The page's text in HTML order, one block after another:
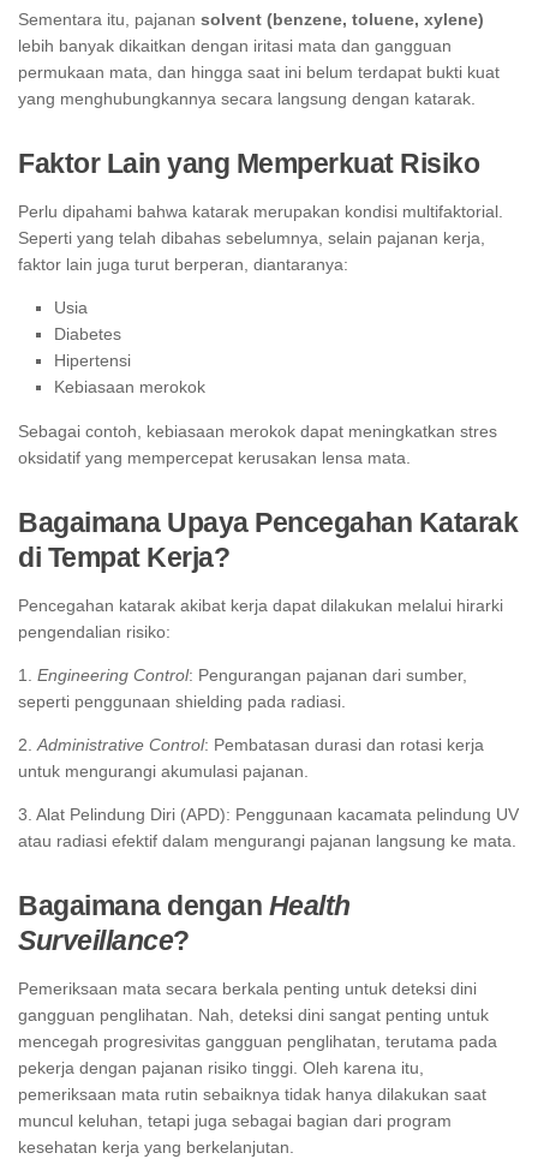
Sementara itu, pajanan solvent (benzene, toluene, xylene)
lebih banyak dikaitkan dengan iritasi mata dan gangguan
permukaan mata, dan hingga saat ini belum terdapat bukti kuat
yang menghubungkannya secara langsung dengan katarak.
Faktor Lain yang Memperkuat Risiko
Perlu dipahami bahwa katarak merupakan kondisi multifaktorial.
Seperti yang telah dibahas sebelumnya, selain pajanan kerja,
faktor lain juga turut berperan, diantaranya:
Usia
Diabetes
Hipertensi
Kebiasaan merokok
Sebagai contoh, kebiasaan merokok dapat meningkatkan stres
oksidatif yang mempercepat kerusakan lensa mata.
Bagaimana Upaya Pencegahan Katarak
di Tempat Kerja?
Pencegahan katarak akibat kerja dapat dilakukan melalui hirarki
pengendalian risiko:
1. Engineering Control: Pengurangan pajanan dari sumber,
seperti penggunaan shielding pada radiasi.
2. Administrative Control: Pembatasan durasi dan rotasi kerja
untuk mengurangi akumulasi pajanan.
3. Alat Pelindung Diri (APD): Penggunaan kacamata pelindung UV
atau radiasi efektif dalam mengurangi pajanan langsung ke mata.
Bagaimana dengan Health
Surveillance?
Pemeriksaan mata secara berkala penting untuk deteksi dini
gangguan penglihatan. Nah, deteksi dini sangat penting untuk
mencegah progresivitas gangguan penglihatan, terutama pada
pekerja dengan pajanan risiko tinggi. Oleh karena itu,
pemeriksaan mata rutin sebaiknya tidak hanya dilakukan saat
muncul keluhan, tetapi juga sebagai bagian dari program
kesehatan kerja yang berkelanjutan.